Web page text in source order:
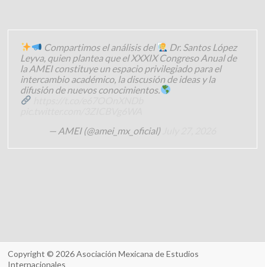
Compartimos el análisis del
Dr. Santos López
Leyva, quien plantea que el XXXIX Congreso Anual de
la AMEI constituye un espacio privilegiado para el
intercambio académico, la discusión de ideas y la
difusión de nuevos conocimientos.
— AMEI (@amei_mx_oficial)
Copyright © 2026Asociación Mexicana de Estudios
Internacionales